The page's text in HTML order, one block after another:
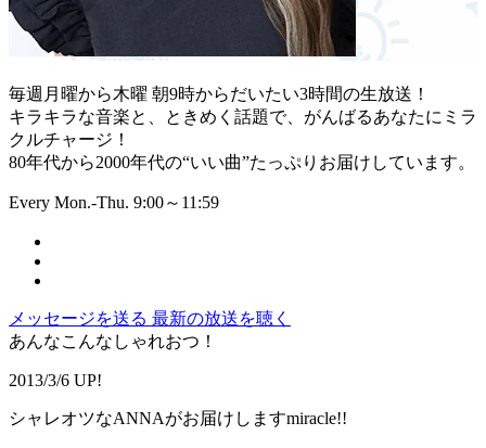
毎週月曜から木曜 朝9時からだいたい3時間の生放送！
キラキラな音楽と、ときめく話題で、がんばるあなたにミラ
クルチャージ！
80年代から2000年代の“いい曲”たっぷりお届けしています。
Every Mon.-Thu. 9:00～11:59
メッセージを送る 最新の放送を聴く
あんなこんなしゃれおつ！
2013/3/6 UP!
シャレオツなANNAがお届けしますmiracle!!